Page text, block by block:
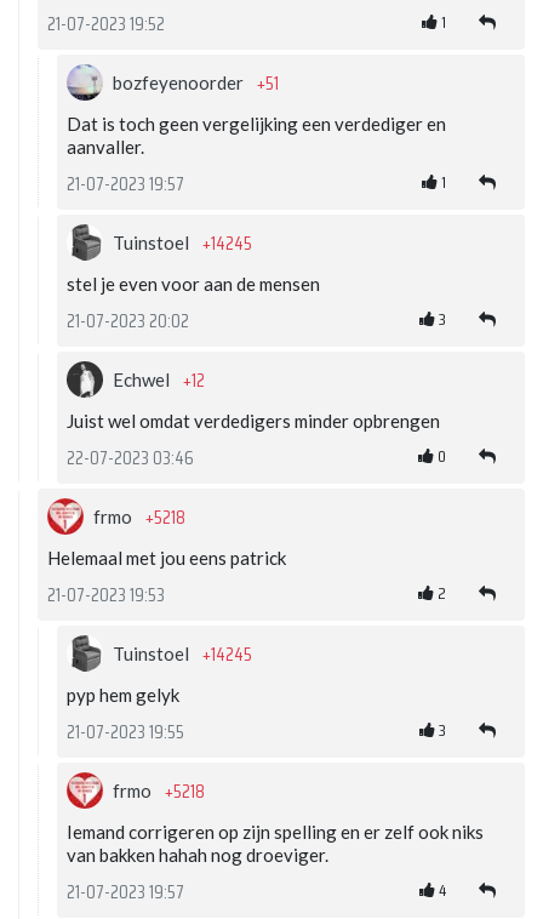
21-07-2023 19:52 1
bozfeyenoorder +51
Dat is toch geen vergelijking een verdediger en
aanvaller.
21-07-2023 19:57 1
Tuinstoel +14245
stel je even voor aan de mensen
21-07-2023 20:02 3
Echwel +12
Juist wel omdat verdedigers minder opbrengen
22-07-2023 03:46 0
frmo +5218
Helemaal met jou eens patrick
21-07-2023 19:53 2
Tuinstoel +14245
pyp hem gelyk
21-07-2023 19:55 3
frmo +5218
Iemand corrigeren op zijn spelling en er zelf ook niks
van bakken hahah nog droeviger.
21-07-2023 19:57 4